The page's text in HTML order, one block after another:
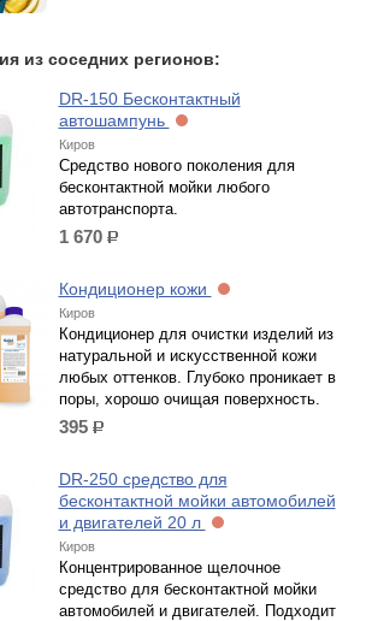
из соседних регионов:
DR-150 Бесконтактный
автошампунь
Киров
Средство нового поколения для
бесконтактной мойки любого
автотранспорта.
1 670 р.
Кондиционер кожи
Киров
Кондиционер для очистки изделий из
натуральной и искусственной кожи
любых оттенков. Глубоко проникает в
поры, хорошо очищая поверхность.
395 р.
DR-250 средство для
бесконтактной мойки автомобилей
и двигателей 20 л
Киров
Концентрированное щелочное
средство для бесконтактной мойки
автомобилей и двигателей. Подходит